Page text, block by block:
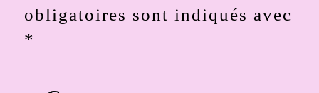
obligatoires sont indiqués avec
*